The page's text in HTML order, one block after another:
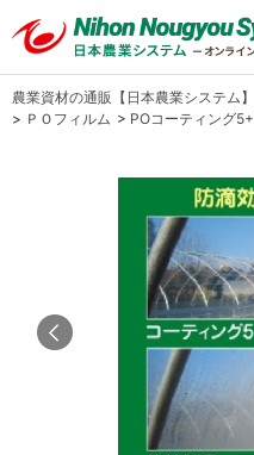
農業資材の通販【日本農業システム】
> ＰＯフィルム > POコーティング